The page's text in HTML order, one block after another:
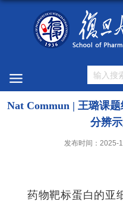
Nat Commun | 王璐课
分辨
发布时间：2025-
药物靶标蛋白的亚